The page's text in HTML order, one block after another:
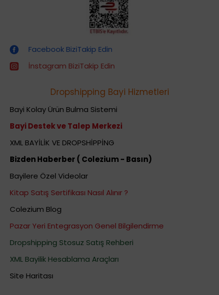
Facebook BiziTakip Edin
İnstagram BiziTakip Edin
Dropshipping Bayi Hizmetleri
Bayi Kolay Ürün Bulma Sistemi
Bayi Destek ve Talep Merkezi
XML BAYİLİK VE DROPSHİPPİNG
Bizden Haberber ( Colezium - Basın)
Bayilere Özel Videolar
Kitap Satış Sertifikası Nasıl Alınır ?
Colezium Blog
Pazar Yeri Entegrasyon Genel Bilgilendirme
Dropshipping Stosuz Satış Rehberi
XML Bayilik Hesablama Araçları
Site Haritası